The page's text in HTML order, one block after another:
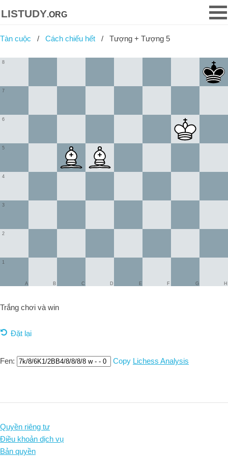
listudy.org
Tàn cuộc Cách chiếu hết Tượng + Tượng 5
1
2
3
4
5
6
7
8
A B C D E F G H
Trắng chơi và win
Đặt lại
Fen: Copy Lichess Analysis
Quyền riêng tư
Điều khoản dịch vụ
Bản quyền